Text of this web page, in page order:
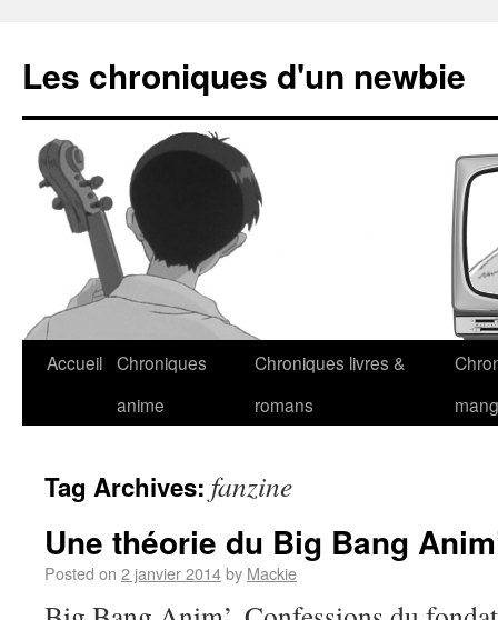
Les chroniques d'un newbie
Accueil Chroniques
anime
Chroniques livres &
romans
Tag Archives: fanzine
Une théorie du Big Bang
Posted on 2 janvier 2014by Mackie